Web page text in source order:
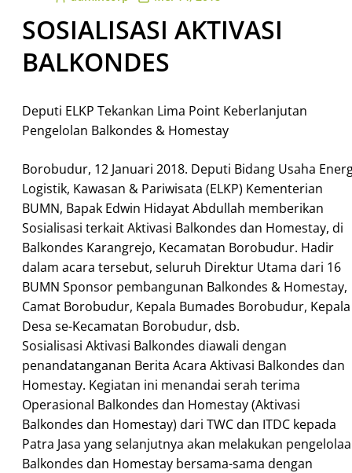
SOSIALISASI AKTIVASI
BALKONDES
Deputi ELKP Tekankan Lima Point Keberlanjutan
Pengelolan Balkondes & Homestay
Borobudur, 12 Januari 2018. Deputi Bidang Usaha
Logistik, Kawasan & Pariwisata (ELKP) Kementerian
BUMN, Bapak Edwin Hidayat Abdullah memberikan
Sosialisasi terkait Aktivasi Balkondes dan Homestay, di
Balkondes Karangrejo, Kecamatan Borobudur. Hadir
dalam acara tersebut, seluruh Direktur Utama dari 16
BUMN Sponsor pembangunan Balkondes & Homestay,
Camat Borobudur, Kepala Bumades Borobudur, Kepala
Desa se-Kecamatan Borobudur, dsb.
Sosialisasi Aktivasi Balkondes diawali dengan
penandatanganan Berita Acara Aktivasi Balkondes dan
Homestay. Kegiatan ini menandai serah terima
Operasional Balkondes dan Homestay (Aktivasi
Balkondes dan Homestay) dari TWC dan ITDC kepada
Patra Jasa yang selanjutnya akan melakukan
Balkondes dan Homestay bersama-sama dengan